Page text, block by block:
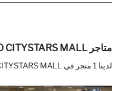
متاجر Cairo / CAIRO CITYSTARS MALL / ديفاكتو
لدينا 1 متجر في CAIRO CITYSTARS MALL.